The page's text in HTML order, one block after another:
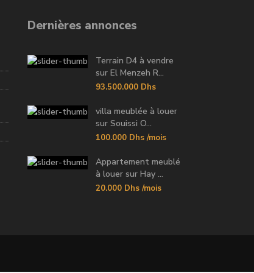
Dernières annonces
Terrain D4 à vendre
sur El Menzeh R...
93.500.000 Dhs
villa meublée à louer
sur Souissi O...
100.000 Dhs /mois
Appartement meublé
à louer sur Hay ...
20.000 Dhs /mois